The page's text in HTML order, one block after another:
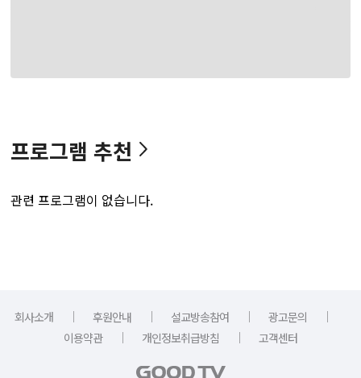
프로그램 추천
관련 프로그램이 없습니다.
회사소개 ｜ 후원안내 ｜ 설교방송참여 ｜ 광고문의
｜
이용약관
｜ 개인정보취급방침 ｜ 고객센터